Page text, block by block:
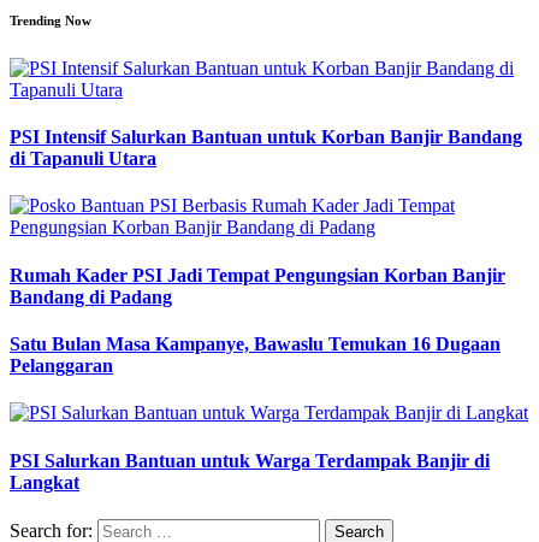
Trending Now
PSI Intensif Salurkan Bantuan untuk Korban Banjir Bandang
di Tapanuli Utara
Rumah Kader PSI Jadi Tempat Pengungsian Korban Banjir
Bandang di Padang
Satu Bulan Masa Kampanye, Bawaslu Temukan 16 Dugaan
Pelanggaran
PSI Salurkan Bantuan untuk Warga Terdampak Banjir di
Langkat
Search for: